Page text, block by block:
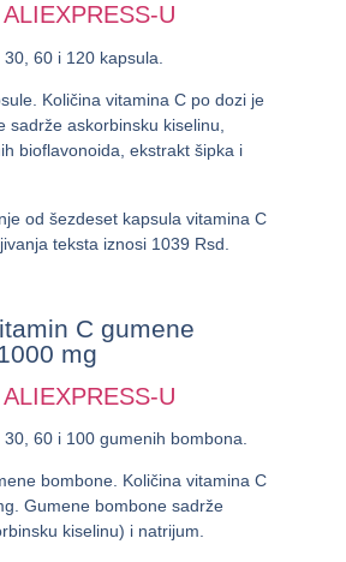
U
60 i 120 kapsula.
Količina vitamina C po dozi je
sadrže askorbinsku kiselinu,
bioflavonoida, ekstrakt šipka i
od šezdeset kapsula vitamina C
teksta iznosi 1039 Rsd.
C gumene
mg
U
60 i 100 gumenih bombona.
bombone. Količina vitamina C
Gumene bombone sadrže
kiselinu) i natrijum.